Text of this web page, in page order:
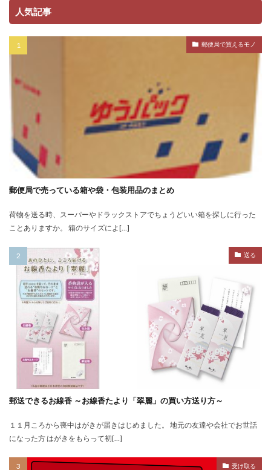
人気記事
郵便局で買えるモノ
郵便局で売っている箱や袋・包装用品のまとめ
荷物を送る時、スーパーやドラックストアでちょうどいい箱を探しに行った
ことありますか。 箱のサイズによ[…]
送る
郵送できるお線香 ～お線香たより「翠麗」の買い方送り方～
１１月ころから喪中はがきが届きはじめました。 地元の友達や会社でお世話
になった方 はがきをもらって初[…]
受け取る